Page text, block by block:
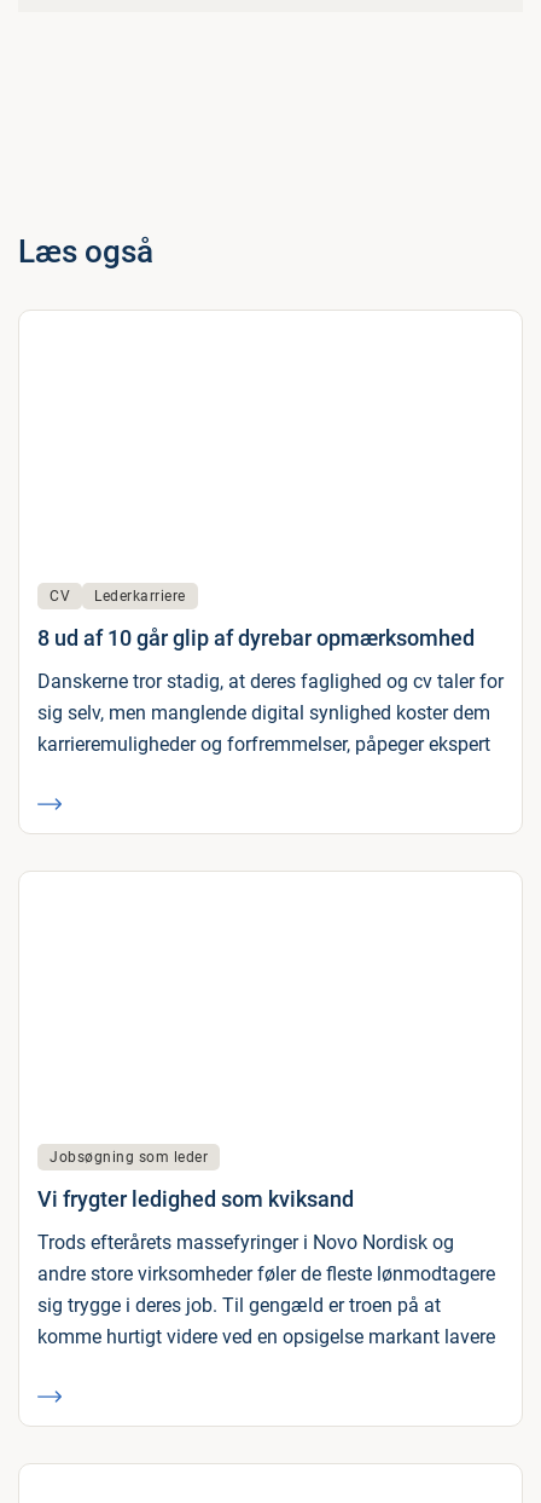
Læs også
CV Lederkarriere
8 ud af 10 går glip af dyrebar opmærksomhed
Danskerne tror stadig, at deres faglighed og cv taler for
sig selv, men manglende digital synlighed koster dem
karrieremuligheder og forfremmelser, påpeger ekspert
Jobsøgning som leder
Vi frygter ledighed som kviksand
Trods efterårets massefyringer i Novo Nordisk og
andre store virksomheder føler de fleste lønmodtagere
sig trygge i deres job. Til gengæld er troen på at
komme hurtigt videre ved en opsigelse markant lavere